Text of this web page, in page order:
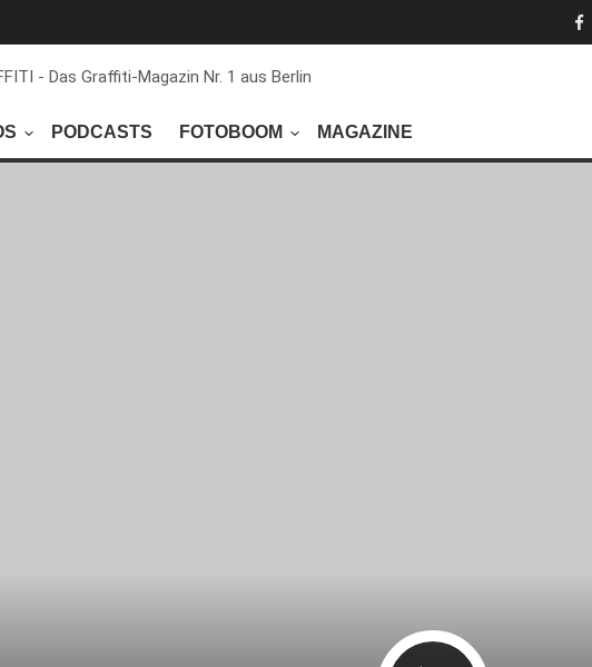
PODCASTS FOTOBOOM MAGAZINE